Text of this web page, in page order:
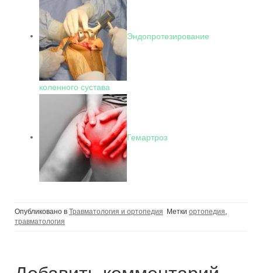
Эндопротезирование
коленного сустава
Гемартроз
Опубликовано в Травматология и ортопедия Метки ортопедия
травматология